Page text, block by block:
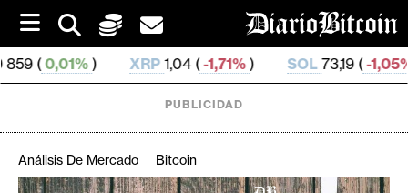
i
p
t
o
XRP1,04 ( -1,71%) SOL73,19 ( -1,05%) TRX
PUBLICIDAD
Análisis De Mercado Bitcoin